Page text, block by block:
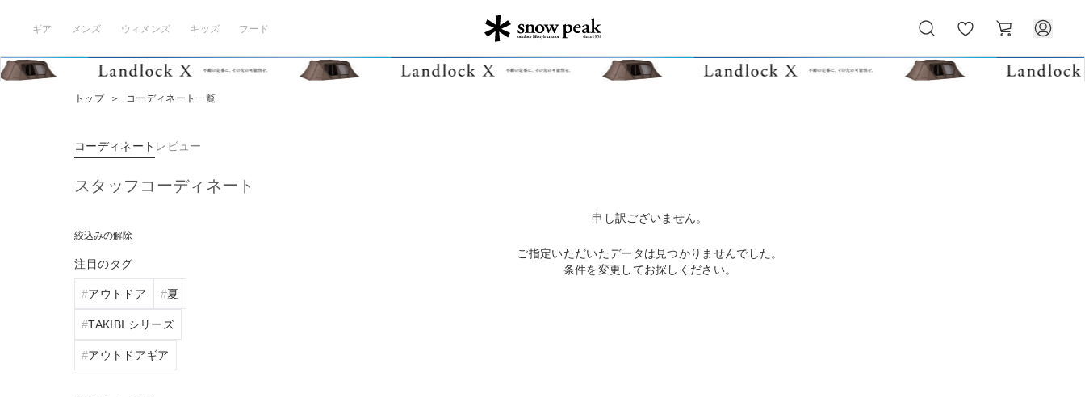
ギア メンズ ウィメンズ キッズ フード
気
に
ー
ト
トップ ＞ コーディネート一覧
コーディネート レビュー
スタッフコーディネート
絞込みの解除
注目のタグ
アウトドア 夏
TAKIBI シリーズ
アウトドアギア
申し訳ございません。
ご指定いただいたデータは見つかりませんでした。
条件を変更してお探しください。